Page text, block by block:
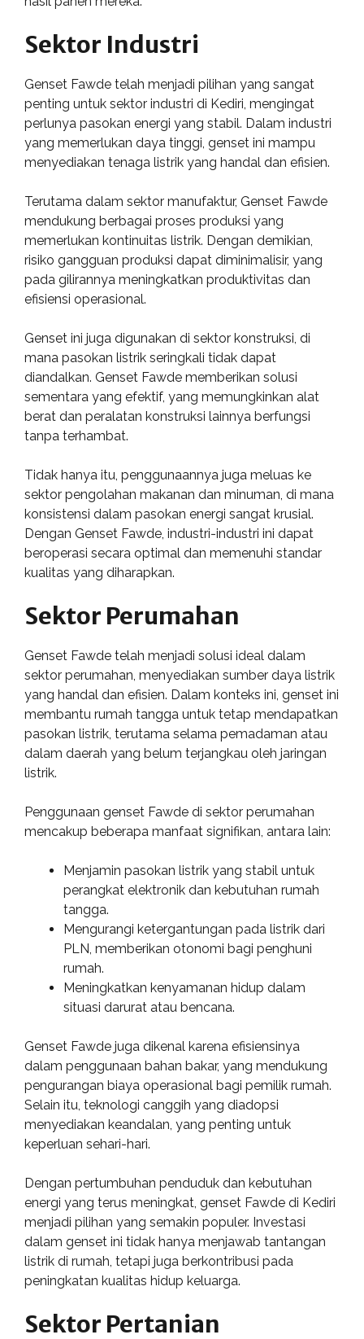
Sektor Industri
Genset Fawde telah menjadi pilihan yang sangat
penting untuk sektor industri di Kediri, mengingat
perlunya pasokan energi yang stabil. Dalam industri
yang memerlukan daya tinggi, genset ini mampu
menyediakan tenaga listrik yang handal dan efisien.
Terutama dalam sektor manufaktur, Genset Fawde
mendukung berbagai proses produksi yang
memerlukan kontinuitas listrik. Dengan demikian,
risiko gangguan produksi dapat diminimalisir, yang
pada gilirannya meningkatkan produktivitas dan
efisiensi operasional.
Genset ini juga digunakan di sektor konstruksi, di
mana pasokan listrik seringkali tidak dapat
diandalkan. Genset Fawde memberikan solusi
sementara yang efektif, yang memungkinkan alat
berat dan peralatan konstruksi lainnya berfungsi
tanpa terhambat.
Tidak hanya itu, penggunaannya juga meluas ke
sektor pengolahan makanan dan minuman, di mana
konsistensi dalam pasokan energi sangat krusial.
Dengan Genset Fawde, industri-industri ini dapat
beroperasi secara optimal dan memenuhi standar
kualitas yang diharapkan.
Sektor Perumahan
Genset Fawde telah menjadi solusi ideal dalam
sektor perumahan, menyediakan sumber daya listrik
yang handal dan efisien. Dalam konteks ini, genset ini
membantu rumah tangga untuk tetap mendapatkan
pasokan listrik, terutama selama pemadaman atau
dalam daerah yang belum terjangkau oleh jaringan
listrik.
Penggunaan genset Fawde di sektor perumahan
mencakup beberapa manfaat signifikan, antara lain:
Menjamin pasokan listrik yang stabil untuk
perangkat elektronik dan kebutuhan rumah
tangga.
Mengurangi ketergantungan pada listrik dari
PLN, memberikan otonomi bagi penghuni
rumah.
Meningkatkan kenyamanan hidup dalam
situasi darurat atau bencana.
Genset Fawde juga dikenal karena efisiensinya
dalam penggunaan bahan bakar, yang mendukung
pengurangan biaya operasional bagi pemilik rumah.
Selain itu, teknologi canggih yang diadopsi
menyediakan keandalan, yang penting untuk
keperluan sehari-hari.
Dengan pertumbuhan penduduk dan kebutuhan
energi yang terus meningkat, genset Fawde di Kediri
menjadi pilihan yang semakin populer. Investasi
dalam genset ini tidak hanya menjawab tantangan
listrik di rumah, tetapi juga berkontribusi pada
peningkatan kualitas hidup keluarga.
Sektor Pertanian